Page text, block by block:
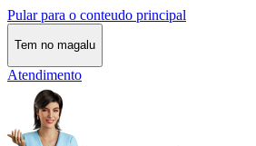
Pular para o conteudo principal
Tem no magalu
Atendimento